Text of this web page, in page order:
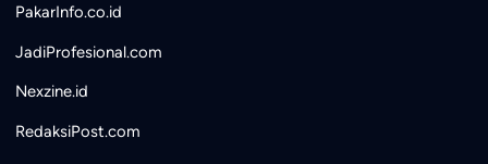
PakarInfo.co.id
JadiProfesional.com
Nexzine.id
RedaksiPost.com